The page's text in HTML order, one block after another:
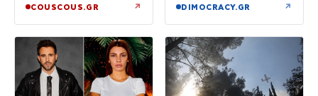
COUSCOUS.GR ↗ DIMOCRACY.GR ↗